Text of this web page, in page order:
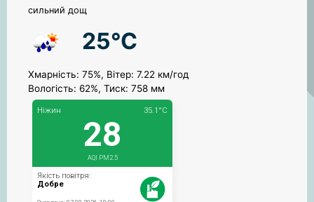
сильний дощ
25°C
Хмарність: 75%, Вітер: 7.22 км/год
Вологість: 62%, Тиск: 758 мм